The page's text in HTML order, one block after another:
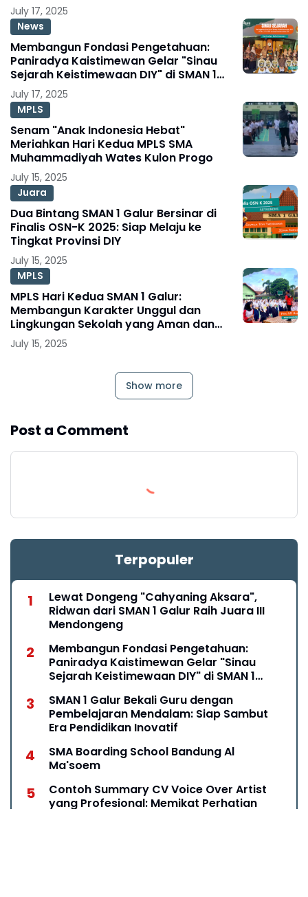
July 17, 2025
News
Membangun Fondasi Pengetahuan:
Paniradya Kaistimewan Gelar "Sinau
Sejarah Keistimewaan DIY" di SMAN 1
Galur
July 17, 2025
MPLS
Senam "Anak Indonesia Hebat"
Meriahkan Hari Kedua MPLS SMA
Muhammadiyah Wates Kulon Progo
July 15, 2025
Juara
Dua Bintang SMAN 1 Galur Bersinar di
Finalis OSN-K 2025: Siap Melaju ke
Tingkat Provinsi DIY
July 15, 2025
MPLS
MPLS Hari Kedua SMAN 1 Galur:
Membangun Karakter Unggul dan
Lingkungan Sekolah yang Aman dan
Sehat
July 15, 2025
Show more
Post a Comment
Terpopuler
Lewat Dongeng "Cahyaning Aksara",
Ridwan dari SMAN 1 Galur Raih Juara III
Mendongeng
Membangun Fondasi Pengetahuan:
Paniradya Kaistimewan Gelar "Sinau
Sejarah Keistimewaan DIY" di SMAN 1
SMAN 1 Galur Bekali Guru dengan
Pembelajaran Mendalam: Siap Sambut
Era Pendidikan Inovatif
SMA Boarding School Bandung Al
Ma'soem
Contoh Summary CV Voice Over Artist
yang Profesional: Memikat Perhatian